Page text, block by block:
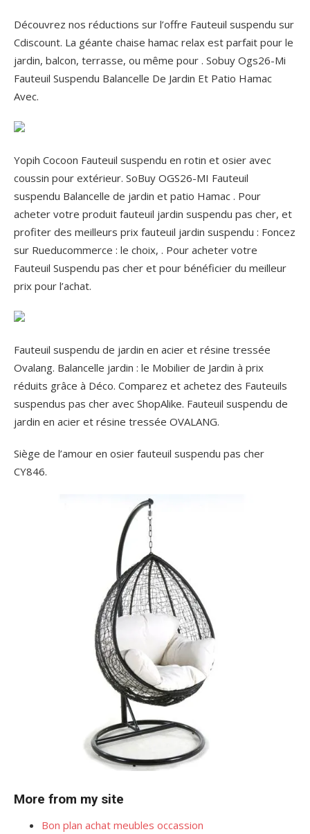
Découvrez nos réductions sur l’offre Fauteuil suspendu sur
Cdiscount. La géante chaise hamac relax est parfait pour le
jardin, balcon, terrasse, ou même pour . Sobuy Ogs26-Mi
Fauteuil Suspendu Balancelle De Jardin Et Patio Hamac
Avec.
Yopih Cocoon Fauteuil suspendu en rotin et osier avec
coussin pour extérieur. SoBuy OGS26-MI Fauteuil
suspendu Balancelle de jardin et patio Hamac . Pour
acheter votre produit fauteuil jardin suspendu pas cher, et
profiter des meilleurs prix fauteuil jardin suspendu : Foncez
sur Rueducommerce : le choix, . Pour acheter votre
Fauteuil Suspendu pas cher et pour bénéficier du meilleur
prix pour l’achat.
Fauteuil suspendu de jardin en acier et résine tressée
Ovalang. Balancelle jardin : le Mobilier de Jardin à prix
réduits grâce à Déco. Comparez et achetez des Fauteuils
suspendus pas cher avec ShopAlike. Fauteuil suspendu de
jardin en acier et résine tressée OVALANG.
Siège de l’amour en osier fauteuil suspendu pas cher
CY846.
More from my site
Bon plan achat meubles occassion